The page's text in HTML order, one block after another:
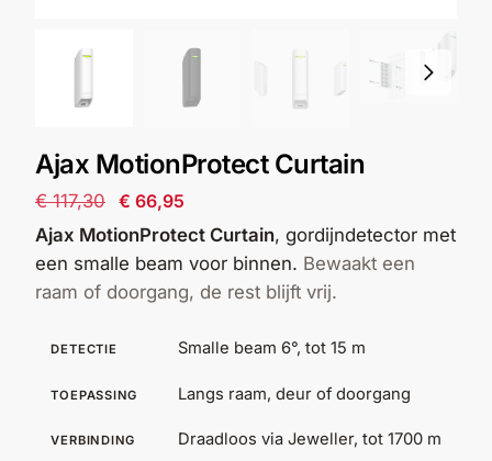
Branddetectie
Inbraakbeveiliging
Help &
Ajax MotionProtect Curtain
€117,30 € 66,95
Ajax MotionProtect Curtain, gordijndetector met
een smalle beam voor binnen. Bewaakt een
raam of doorgang, de rest blijft vrij.
DETECTIE Smalle beam 6°, tot 15 m
TOEPASSING Langs raam, deur of doorgang
VERBINDING Draadloos via Jeweller, tot 1700 m